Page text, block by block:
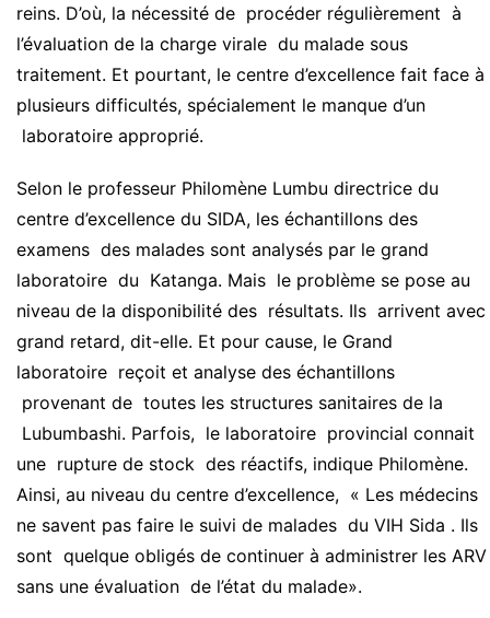
reins. D’où, la nécessité de procéder régulièrement à
l’évaluation de la charge virale du malade sous
traitement. Et pourtant, le centre d’excellence fait face à
plusieurs difficultés, spécialement le manque d’un
laboratoire approprié.
Selon le professeur Philomène Lumbu directrice du
centre d’excellence du SIDA, les échantillons des
examens des malades sont analysés par le grand
laboratoire du Katanga. Mais le problème se pose au
niveau de la disponibilité des résultats. Ils arrivent avec
grand retard, dit-elle. Et pour cause, le Grand
laboratoire reçoit et analyse des échantillons
provenant de toutes les structures sanitaires de la
Lubumbashi. Parfois, le laboratoire provincial connait
une rupture de stock des réactifs, indique Philomène.
Ainsi, au niveau du centre d’excellence, « Les médecins
ne savent pas faire le suivi de malades du VIH Sida . Ils
sont quelque obligés de continuer à administrer les ARV
sans une évaluation de l’état du malade».